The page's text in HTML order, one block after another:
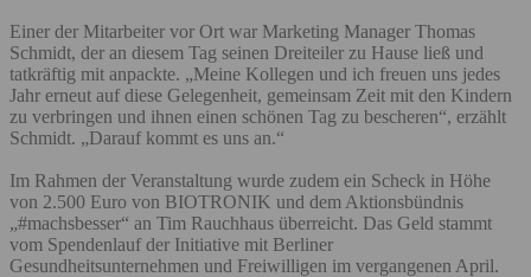
Einer der Mitarbeiter vor Ort war Marketing Manager Thomas
Schmidt, der an diesem Tag seinen Dreiteiler zu Hause ließ und
tatkräftig mit anpackte. „Meine Kollegen und ich freuen uns jedes
Jahr erneut auf diese Gelegenheit, gemeinsam Zeit mit den Kindern
zu verbringen und ihnen einen schönen Tag zu bescheren“, erzählt
Schmidt. „Darauf kommt es uns an.“
Im Rahmen der Veranstaltung wurde zudem ein Scheck in Höhe
von 2.500 Euro von BIOTRONIK und dem Aktionsbündnis
„#machsbesser“ an Tim Rauchhaus überreicht. Das Geld stammt
vom Spendenlauf der Initiative mit Berliner
Gesundheitsunternehmen und Freiwilligen im vergangenen April.